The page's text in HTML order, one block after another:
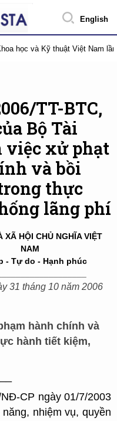
English
học và Kỹ thuật Việt Nam
TT-BTC,
Bộ Tài
việc xử phạt
và bồi
thực
lãng phí
XÃ HỘI CHỦ NGHĨA VIỆT
NAM
- Tự do - Hạnh phúc
31 tháng 10 năm 2006
hành chính và
hành tiết kiệm,
CP ngày 01/7/2003
nhiệm vụ, quyền